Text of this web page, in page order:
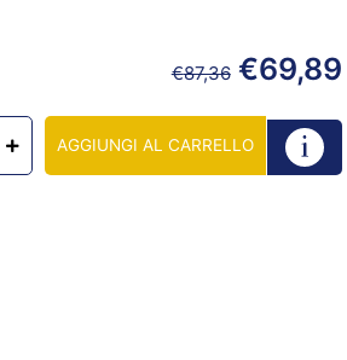
€87,36 €69,89
AGGIUNGI AL CARRELLO